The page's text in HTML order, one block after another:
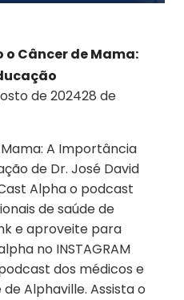
o Câncer de Mama:
de 202428 de
A Importância
de Dr. José David
Alpha o podcast
de saúde de
e aproveite para
no INSTAGRAM
dos médicos e
Alphaville. Assista o